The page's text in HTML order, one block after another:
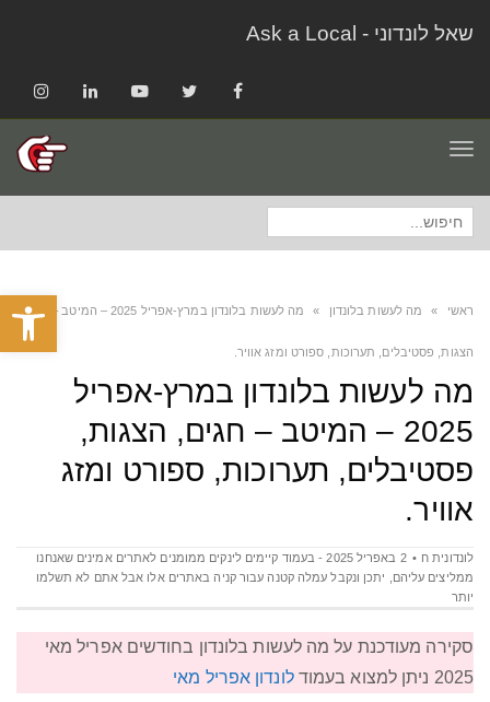
פתח
שאל לונדוני - Ask a Local
Facebook
Twitter
YouTube
LinkedIn
Instagram
תפריט
חיפוש
ראשי » מה לעשות בלונדון » מה לעשות בלונדון במרץ-אפריל 2025 – המיטב – חגים,
הצגות, פסטיבלים, תערוכות, ספורט ומזג אוויר.
מה לעשות בלונדון במרץ-אפריל
2025 – המיטב – חגים, הצגות,
פסטיבלים, תערוכות, ספורט ומזג
אוויר.
לונדונית ח
2 באפריל 2025 - בעמוד קיימים לינקים ממומנים לאתרים אמינים שאנחנו
ממליצים עליהם‫,‬ יתכן ונקבל עמלה קטנה עבור קניה באתרים אלו אבל אתם לא תשלמו
יותר
סקירה מעודכנת על מה לעשות בלונדון בחודשים אפריל מאי
2025 ניתן למצוא בעמוד
לונדון אפריל מאי